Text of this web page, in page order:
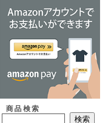
商品検索